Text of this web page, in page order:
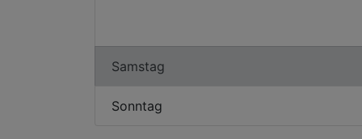
Samstag
Sonntag